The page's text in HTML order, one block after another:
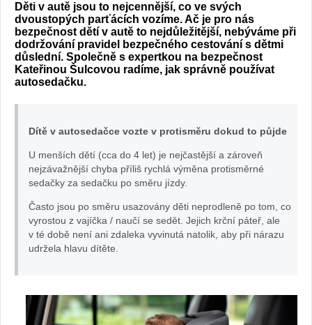
Děti v autě jsou to nejcennější, co ve svých
dvoustopých parťácích vozíme. Ač je pro nás
bezpečnost dětí v autě to nejdůležitější, nebýváme při
dodržování pravidel bezpečného cestování s dětmi
důslední. Společně s expertkou na bezpečnost
Kateřinou Šulcovou radíme, jak správně používat
autosedačku.
Dítě v autosedačce vozte v protisměru dokud to půjde
U menších dětí (cca do 4 let) je nejčastější a zároveň
nejzávažnější chyba příliš rychlá výměna protisměrné
sedačky za sedačku po směru jízdy.
Často jsou po směru usazovány děti neprodleně po tom, co
vyrostou z vajíčka / naučí se sedět. Jejich krční páteř, ale
v té době není ani zdaleka vyvinutá natolik, aby při nárazu
udržela hlavu dítěte.